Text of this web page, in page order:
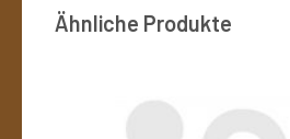
Ähnliche Produkte